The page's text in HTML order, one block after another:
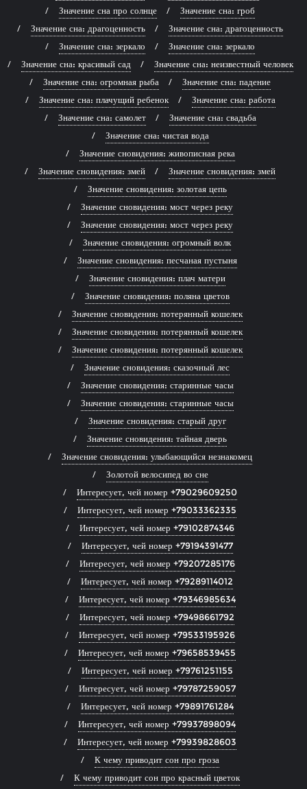
Значение сна про солнце
Значение сна: гроб
Значение сна: драгоценность
Значение сна: драгоценность
Значение сна: зеркало
Значение сна: зеркало
Значение сна: красивый сад
Значение сна: неизвестный человек
Значение сна: огромная рыба
Значение сна: падение
Значение сна: плачущий ребенок
Значение сна: работа
Значение сна: самолет
Значение сна: свадьба
Значение сна: чистая вода
Значение сновидения: живописная река
Значение сновидения: змей
Значение сновидения: змей
Значение сновидения: золотая цепь
Значение сновидения: мост через реку
Значение сновидения: мост через реку
Значение сновидения: огромный волк
Значение сновидения: песчаная пустыня
Значение сновидения: плач матери
Значение сновидения: поляна цветов
Значение сновидения: потерянный кошелек
Значение сновидения: потерянный кошелек
Значение сновидения: потерянный кошелек
Значение сновидения: сказочный лес
Значение сновидения: старинные часы
Значение сновидения: старинные часы
Значение сновидения: старый друг
Значение сновидения: тайная дверь
Значение сновидения: улыбающийся незнакомец
Золотой велосипед во сне
Интересует, чей номер +79029609250
Интересует, чей номер +79033362335
Интересует, чей номер +79102874346
Интересует, чей номер +79194391477
Интересует, чей номер +79207285176
Интересует, чей номер +79289114012
Интересует, чей номер +79346985634
Интересует, чей номер +79498661792
Интересует, чей номер +79533195926
Интересует, чей номер +79658539455
Интересует, чей номер +79761251155
Интересует, чей номер +79787259057
Интересует, чей номер +79891761284
Интересует, чей номер +79937898094
Интересует, чей номер +79939828603
К чему приводит сон про гроза
К чему приводит сон про красный цветок